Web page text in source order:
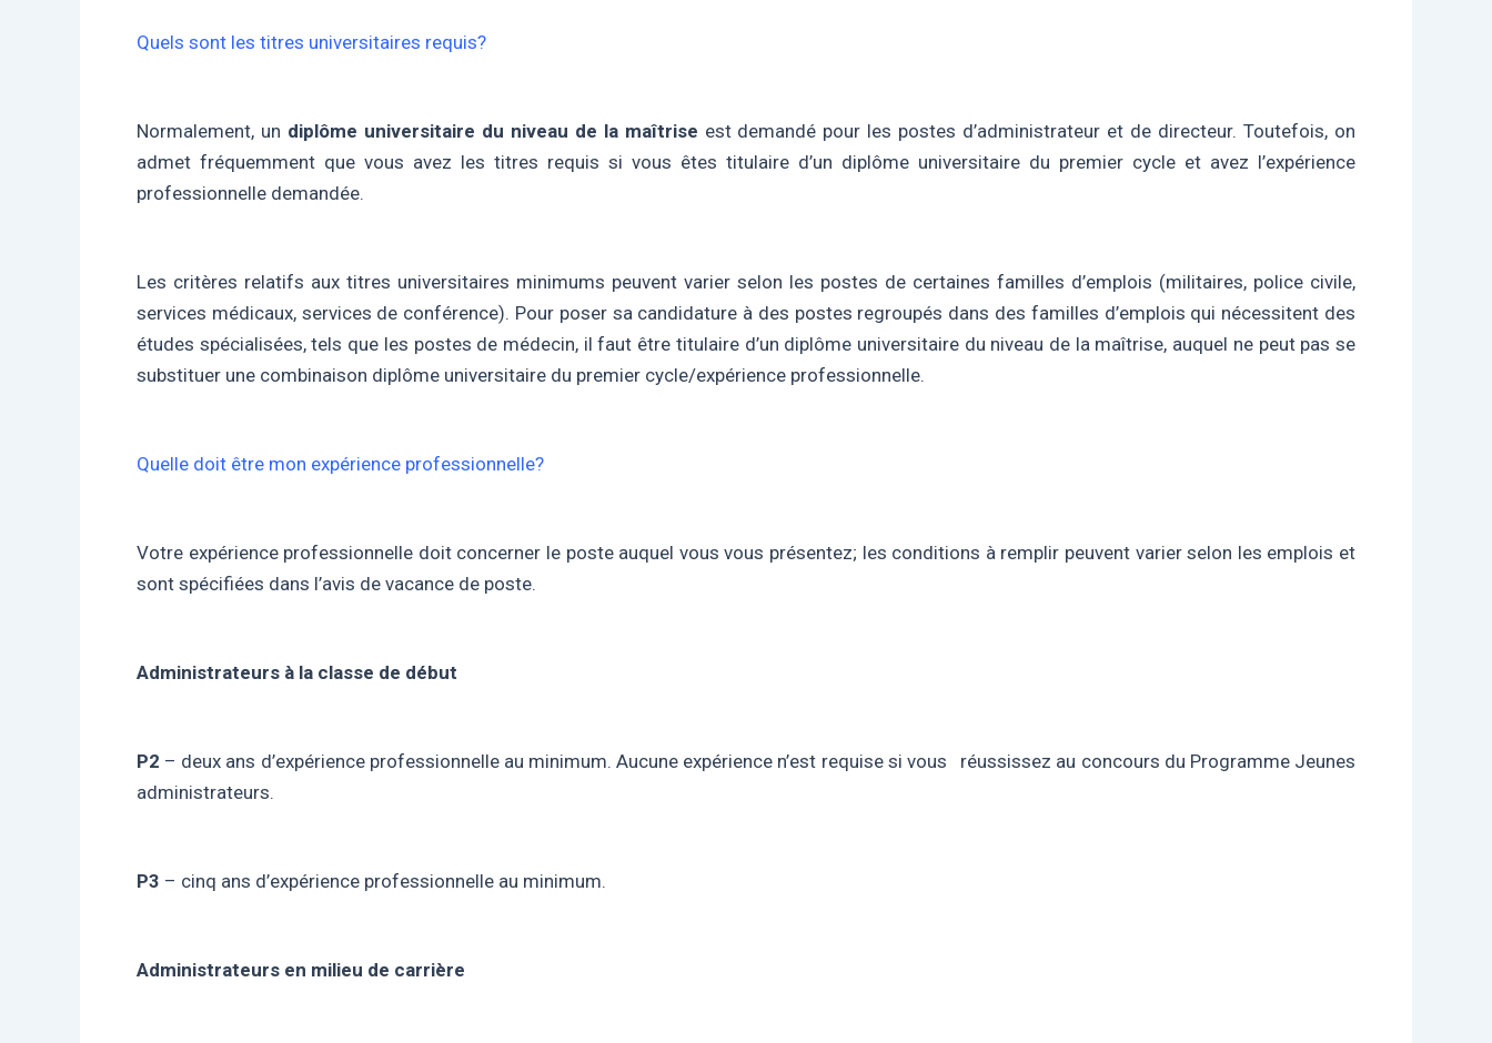
Quels sont les titres universitaires requis?
Normalement, un diplôme universitaire du niveau de la maîtrise est demandé pour les postes d’administrateur et de directeur. Toutefois, on
admet fréquemment que vous avez les titres requis si vous êtes titulaire d’un diplôme universitaire du premier cycle et avez l’expérience
professionnelle demandée.
Les critères relatifs aux titres universitaires minimums peuvent varier selon les postes de certaines familles d’emplois (militaires, police civile,
services médicaux, services de conférence). Pour poser sa candidature à des postes regroupés dans des familles d’emplois qui nécessitent des
études spécialisées, tels que les postes de médecin, il faut être titulaire d’un diplôme universitaire du niveau de la maîtrise, auquel ne peut pas se
substituer une combinaison diplôme universitaire du premier cycle/expérience professionnelle.
Quelle doit être mon expérience professionnelle?
Votre expérience professionnelle doit concerner le poste auquel vous vous présentez; les conditions à remplir peuvent varier selon les emplois et
sont spécifiées dans l’avis de vacance de poste.
Administrateurs à la classe de début
P2 – deux ans d’expérience professionnelle au minimum. Aucune expérience n’est requise si vous réussissez au concours du Programme Jeunes
administrateurs.
P3 – cinq ans d’expérience professionnelle au minimum.
Administrateurs en milieu de carrière